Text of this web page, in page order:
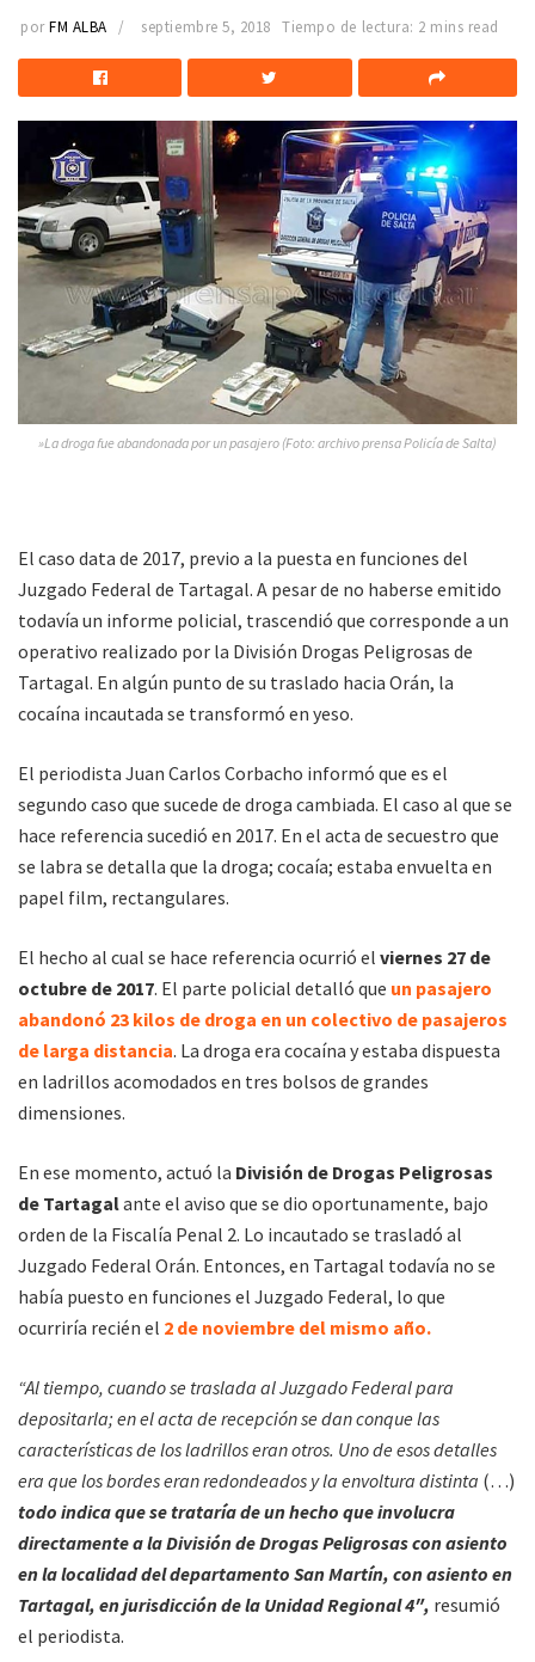
por FM ALBA septiembre 5, 2018 Tiempo de lectura: 2 mins read
»La droga fue abandonada por un pasajero (Foto: archivo prensa Policía de Salta)
El caso data de 2017, previo a la puesta en funciones del
Juzgado Federal de Tartagal. A pesar de no haberse emitido
todavía un informe policial, trascendió que corresponde a un
operativo realizado por la División Drogas Peligrosas de
Tartagal. En algún punto de su traslado hacia Orán, la
cocaína incautada se transformó en yeso.
El periodista Juan Carlos Corbacho informó que es el
segundo caso que sucede de droga cambiada. El caso al que se
hace referencia sucedió en 2017. En el acta de secuestro que
se labra se detalla que la droga; cocaía; estaba envuelta en
papel film, rectangulares.
El hecho al cual se hace referencia ocurrió el viernes 27 de
octubre de 2017. El parte policial detalló que un pasajero
abandonó 23 kilos de droga en un colectivo de pasajeros
de larga distancia. La droga era cocaína y estaba dispuesta
en ladrillos acomodados en tres bolsos de grandes
dimensiones.
En ese momento, actuó la División de Drogas Peligrosas
de Tartagalante el aviso que se dio oportunamente, bajo
orden de la Fiscalía Penal 2. Lo incautado se trasladó al
Juzgado Federal Orán. Entonces, en Tartagal todavía no se
había puesto en funciones el Juzgado Federal, lo que
ocurriría recién el 2 de noviembre del mismo año.
“Al tiempo, cuando se traslada al Juzgado Federal para
depositarla; en el acta de recepción se dan conque las
características de los ladrillos eran otros. Uno de esos detalles
era que los bordes eran redondeados y la envoltura distinta (…)
todo indica que se trataría de un hecho que involucra
directamente a la División de Drogas Peligrosas con asiento
en la localidad del departamento San Martín, con asiento en
Tartagal, en jurisdicción de la Unidad Regional 4″, resumió
el periodista.